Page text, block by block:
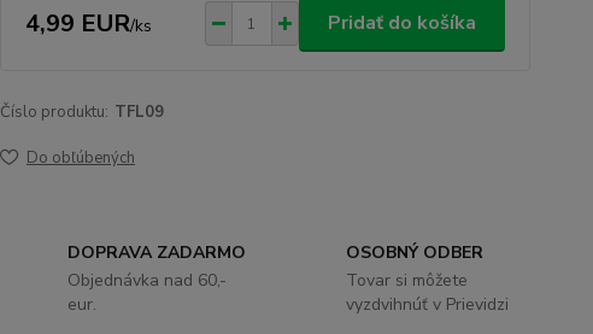
4,99 EUR/ks Pridať do košíka
Číslo produktu: TFL09
Do obľúbených
DOPRAVA ZADARMO
Objednávka nad 60,-
eur.
OSOBNÝ ODBER
Tovar si môžete
vyzdvihnúť v Prievidzi